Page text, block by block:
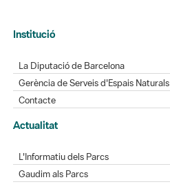
Institució
La Diputació de Barcelona
Gerència de Serveis d'Espais Naturals
Contacte
Actualitat
L'Informatiu dels Parcs
Gaudim als Parcs